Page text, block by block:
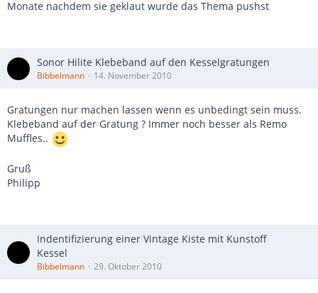
Monate nachdem sie geklaut wurde das Thema pushst
Sonor Hilite Klebeband auf den Kesselgratungen
Bibbelmann 14. November 2010
Gratungen nur machen lassen wenn es unbedingt sein muss.
Klebeband auf der Gratung ? Immer noch besser als Remo
Muffles..
Gruß
Philipp
Indentifizierung einer Vintage Kiste mit Kunstoff
Kessel
Bibbelmann 29. Oktober 2010